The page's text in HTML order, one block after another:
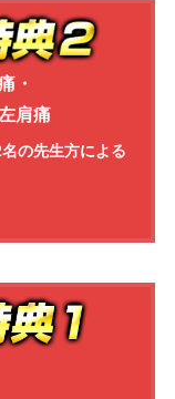
・
肩痛
の先生方による